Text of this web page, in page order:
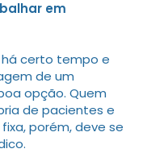
em
certo tempo e
de um
opção. Quem
de pacientes e
porém, deve se